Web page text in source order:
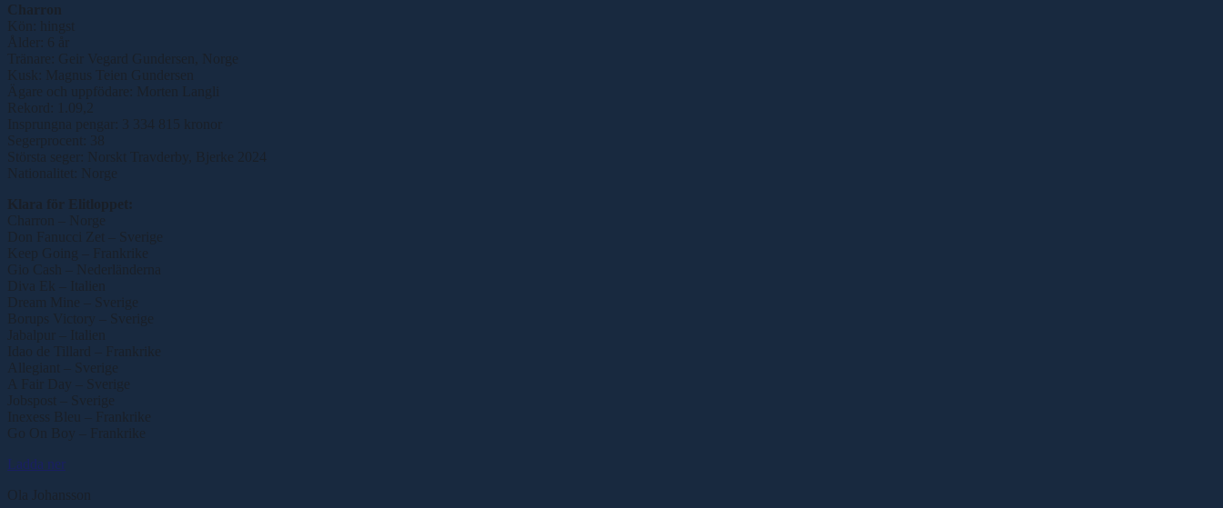
Charron
Kön: hingst
Ålder: 6 år
Tränare: Geir Vegard Gundersen, Norge
Kusk: Magnus Teien Gundersen
Ägare och uppfödare: Morten Langli
Rekord: 1.09,2
Insprungna pengar: 3 334 815 kronor
Segerprocent: 38
Största seger: Norskt Travderby, Bjerke 2024
Nationalitet: Norge
Klara för Elitloppet:
Charron – Norge
Don Fanucci Zet – Sverige
Keep Going – Frankrike
Gio Cash – Nederländerna
Diva Ek – Italien
Dream Mine – Sverige
Borups Victory – Sverige
Jabalpur – Italien
Idao de Tillard – Frankrike
Allegiant – Sverige
A Fair Day – Sverige
Jobspost – Sverige
Inexess Bleu – Frankrike
Go On Boy – Frankrike
Ladda ner
Ola Johansson